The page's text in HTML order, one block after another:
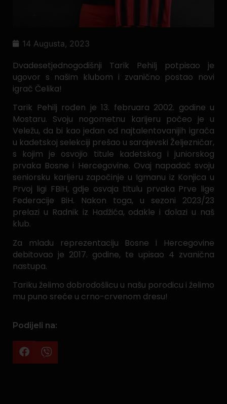
14 Augusta, 2023
Dvadesetjednogodišnji Tarik Pehilj potpisao je
ugovor s našim klubom i zvanično postao novi
igrač Čelika!
Tarik Pehilj rođen je 13. februara 2002. godine u
Mostaru. Svoju nogometnu karijeru počeo je u
Veležu, da bi kao jedan od najtalentovanijih igrača
u kadetskoj selekciji prešao u sarajevski Željezničar,
s kojim je osvojio titule kadetskog i juniorskog
prvaka Bosne i Hercegovine. Ovaj napadač svoju
seniorsku karijeru započinje u Igmanu iz Konjica u
Prvoj ligi FBiH, gdje osvaja titulu prvaka Prve lige
Federacije BiH. Nakon toga, u sezoni 2023/23
prelazi u Radnik iz Hadžića, odakle i dolazi u naš
klub.
Za mladu reprezentaciju Bosne i Hercegovine
debitovao je 2017. godine, te upisao 4 zvanična
nastupa.
Tariku želimo dobrodošlicu u našu porodicu i želimo
mu puno sreće u crno-crvenom dresu!
Podijeli na: